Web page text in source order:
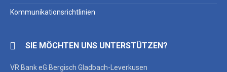
Kommunikationsrichtlinien
SIE MÖCHTEN UNS UNTERSTÜTZEN?
VR Bank eG Bergisch Gladbach-Leverkusen